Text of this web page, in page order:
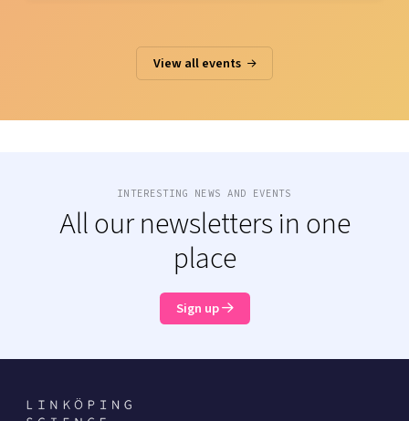
View all events
INTERESTING NEWS AND EVENTS
All our newsletters in one
place
Sign up